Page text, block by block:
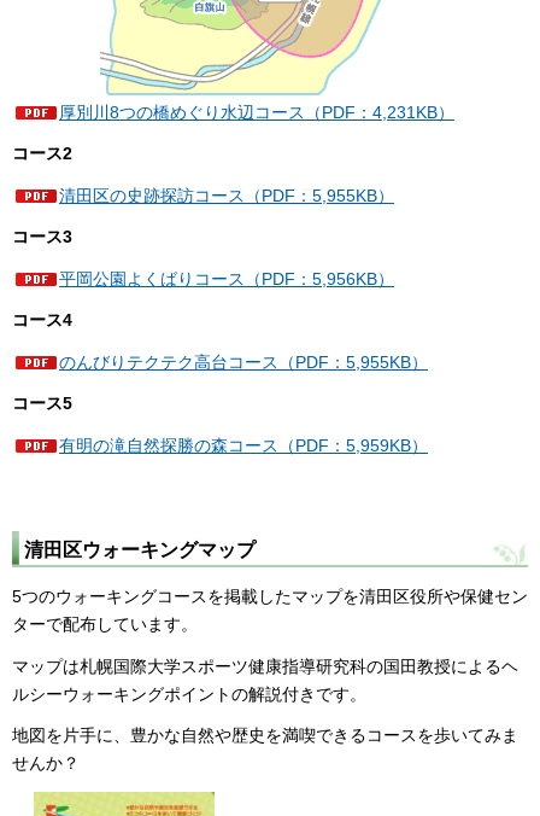
厚別川8つの橋めぐり水辺コース（PDF：4,231KB）
コース2
清田区の史跡探訪コース（PDF：5,955KB）
コース3
平岡公園よくばりコース（PDF：5,956KB）
コース4
のんびりテクテク高台コース（PDF：5,955KB）
コース5
有明の滝自然探勝の森コース（PDF：5,959KB）
清田区ウォーキングマップ
5つのウォーキングコースを掲載したマップを清田区役所や保健セン
ターで配布しています。
マップは札幌国際大学スポーツ健康指導研究科の国田教授によるヘ
ルシーウォーキングポイントの解説付きです。
地図を片手に、豊かな自然や歴史を満喫できるコースを歩いてみま
せんか？